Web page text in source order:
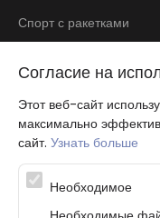
Согласие на
Этот веб-сайт
максимально
сайт. Узнать больше
Необходимое
Спорт с ракетками
Atbalsta programma augsti